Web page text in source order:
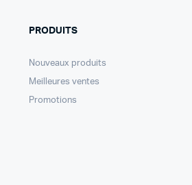
PRODUITS
Nouveaux produits
Meilleures ventes
Promotions